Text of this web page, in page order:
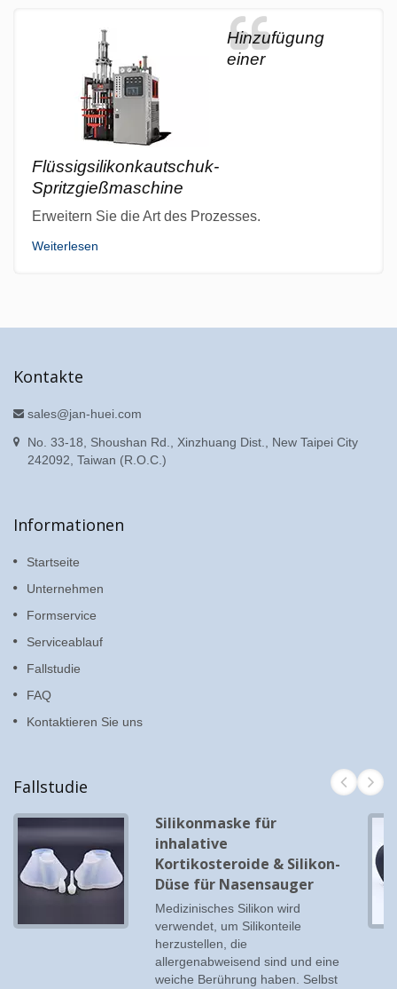
Hinzufügung
einer
Flüssigsilikonkautschuk-
Spritzgießmaschine
Erweitern Sie die Art des Prozesses.
Weiterlesen
Kontakte
sales@jan-huei.com
No. 33-18, Shoushan Rd., Xinzhuang Dist., New Taipei City
242092, Taiwan (R.O.C.)
Informationen
Startseite
Unternehmen
Formservice
Serviceablauf
Fallstudie
FAQ
Kontaktieren Sie uns
Fallstudie
Silikonmaske für
inhalative
Kortikosteroide & Silikon-
Düse für Nasensauger
Medizinisches Silikon wird
verwendet, um Silikonteile
herzustellen, die
allergenabweisend sind und eine
weiche Berührung haben. Selbst